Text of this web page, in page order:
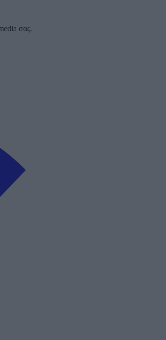
σας.